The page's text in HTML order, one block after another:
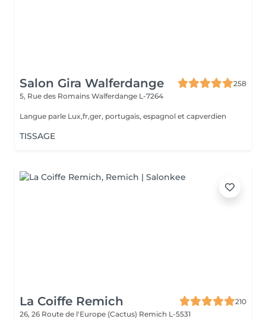
Salon Gira Walferdange
258
5, Rue des Romains Walferdange L-7264
Langue parle Lux,fr,ger, portugais, espagnol et capverdien
TISSAGE
La Coiffe Remich
210
26, 26 Route de l'Europe (Cactus) Remich L-5531